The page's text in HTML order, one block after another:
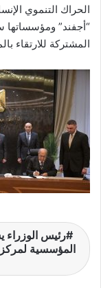
الحراك التنموي
“أجفند” ومؤسساتها
المشتركة للارتقاء
رئيس الوزراء
المؤسسية لمركز